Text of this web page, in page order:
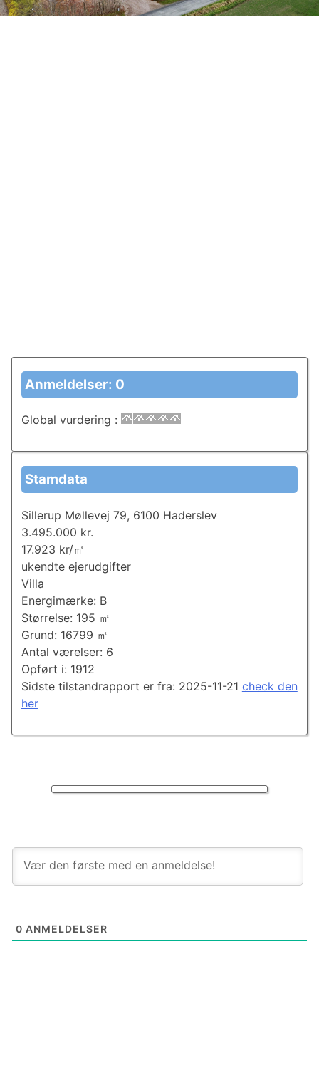
0 ANMELDELSER
Anmeldelser: 0
Global vurdering :
Stamdata
Sillerup Møllevej 79, 6100 Haderslev
3.495.000 kr.
17.923 kr/㎡
ukendte ejerudgifter
Villa
Energimærke: B
Størrelse: 195 ㎡
Grund: 16799 ㎡
Antal værelser: 6
Opført i: 1912
Sidste tilstandrapport er fra: 2025-11-21 check den
her